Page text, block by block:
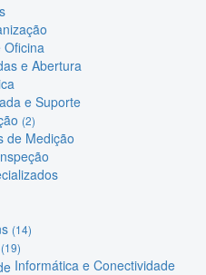
e Abertura
e Suporte
(2)
de Medição
(14)
(19)
Informática e Conectividade